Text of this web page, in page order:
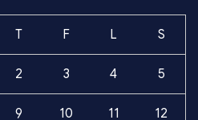
T F L S
2 3 4 5
9 10 11 12